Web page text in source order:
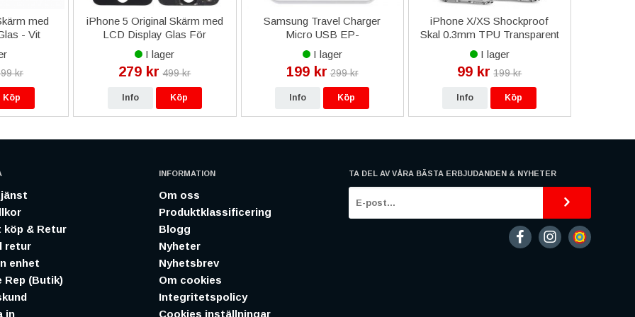
med
- Vit
kr
Köp
iPhone 5 Original Skärm med
LCD Display Glas För
Skärmbyte - Svart
I lager
279 kr 499 kr
Info Köp
Samsung Travel Charger
Micro USB EP-
TA12EBEUGWW Original -
Svart
I lager
199 kr 299 kr
Info Köp
iPhone X/XS Shockproof
Skal 0.3mm TPU Transparent
I lager
99 kr 199 kr
Info Köp
köp & Retur
retur
enhet
Rep (Butik)
in
INFORMATION
Om oss
Produktklassificering
Blogg
Nyheter
Nyhetsbrev
Om cookies
Integritetspolicy
Cookies inställningar
TA DEL AV VÅRA BÄSTA ERBJUDANDEN & NYHETER